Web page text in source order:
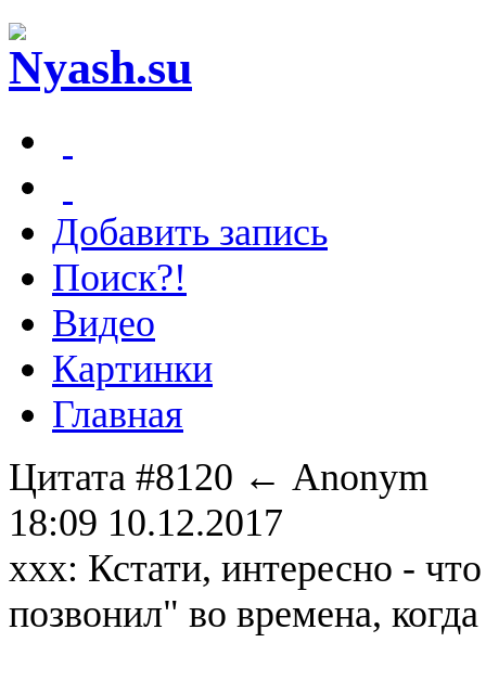
Добавить запись
Поиск?!
Видео
Картинки
Главная
Цитата #8120 ← Anonym
18:09 10.12.2017
xxx: Кстати, интересно -
позвонил" во времена,